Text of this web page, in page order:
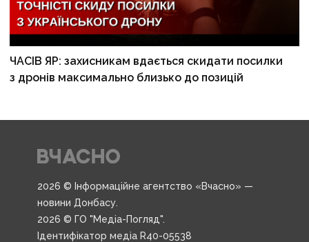
ЧАСІВ ЯР: захисникам вдається скидати посилки
з дронів максимально близько до позицій
2026 © Інформаційне агентство «Вчасно» —
новини Донбасу.
2026 © ГО "Медіа-Погляд".
Ідентифікатор медіа R40-05538